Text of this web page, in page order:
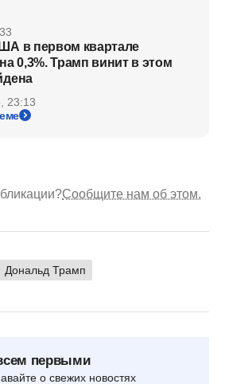
в первом квартале
0,3%. Трамп винит в этом
23:13
Сообщите нам об этом.
Дональд Трамп
первыми
о свежих новостях